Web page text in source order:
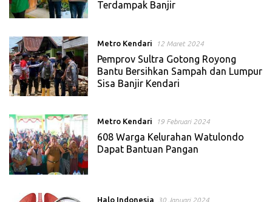
Terdampak Banjir
Metro Kendari 12 Maret 2024
Pemprov Sultra Gotong Royong
Bantu Bersihkan Sampah dan Lumpur
Sisa Banjir Kendari
Metro Kendari 19 Februari 2024
608 Warga Kelurahan Watulondo
Dapat Bantuan Pangan
Halo Indonesia 30 Januari 2024